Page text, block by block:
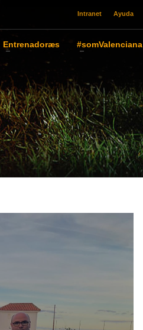
Intranet Ayuda
Entrenadoræs #somValenciana